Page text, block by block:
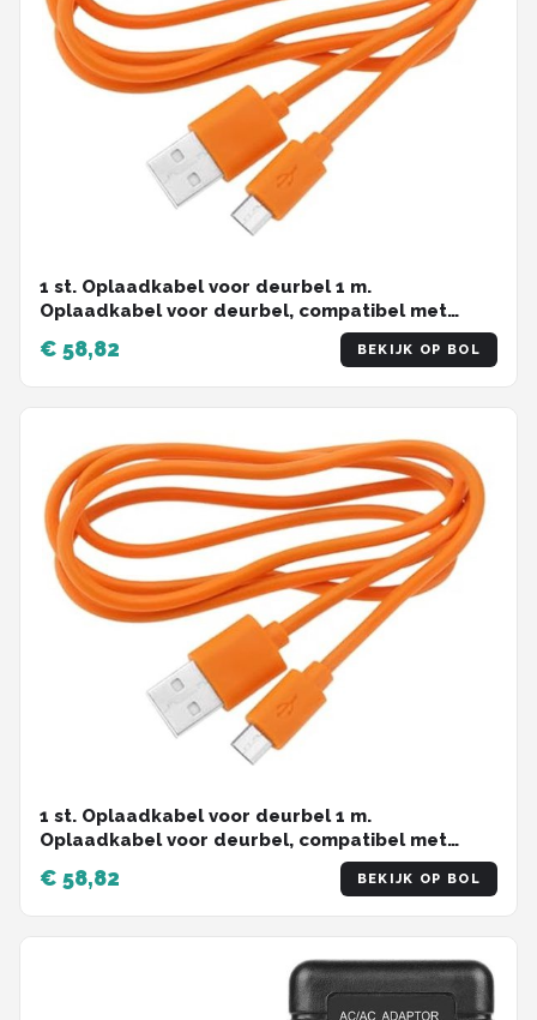
1 st. Oplaadkabel voor deurbel 1 m.
Oplaadkabel voor deurbel, compatibel met
Video Doorbell 2, 3, 3 Plus en 4 Doorbell Pro Plus,
oranje
€ 58,82 BEKIJK OP BOL
1 st. Oplaadkabel voor deurbel 1 m.
Oplaadkabel voor deurbel, compatibel met
Video Doorbell 2, 3, 3 Plus en 4 Doorbell Pro Plus,
oranje
€ 58,82 BEKIJK OP BOL